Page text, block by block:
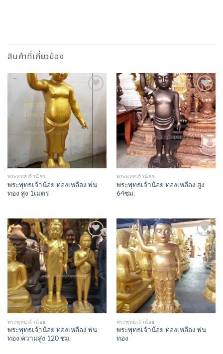
สินค้าที่เกี่ยวข้อง
พระพุทธเจ้าน้อย
พระพุทธเจ้าน้อย ทองเหลือง พ่น
ทอง สูง 1เมตร
Add to
Wishlist
พระพุทธเจ้าน้อย
พระพุทธเจ้าน้อย ทองเหลือง สูง
64ซม.
Add to
Wishlist
พระพุทธเจ้าน้อย
พระพุทธเจ้าน้อย ทองเหลือง พ่น
ทอง ความสูง 120 ซม.
Add to
Wishlist
พระพุทธเจ้าน้อย
พระพุทธเจ้าน้อย ทองเหลือง พ่น
ทอง